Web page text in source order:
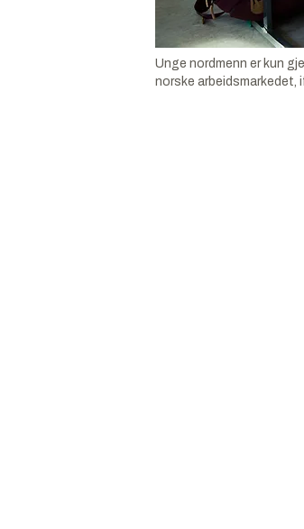
Unge nordmenn er kun
norske arbeidsmarkedet,